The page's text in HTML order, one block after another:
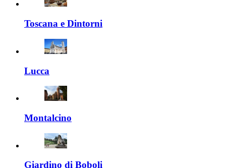
Toscana e Dintorni
Lucca
Montalcino
Giardino di Boboli